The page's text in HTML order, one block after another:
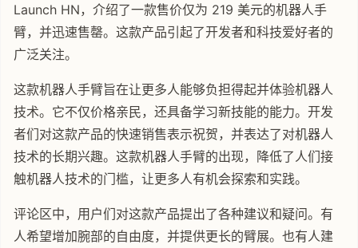
Launch HN，介绍了一款售价仅为 219 美元的机器人手
臂，并迅速售罄。这款产品引起了开发者和科技爱好者的
广泛关注。
这款机器人手臂旨在让更多人能够负担得起并体验机器人
技术。它不仅价格亲民，还具备学习新技能的能力。开发
者们对这款产品的快速销售表示祝贺，并表达了对机器人
技术的长期兴趣。这款机器人手臂的出现，降低了人们接
触机器人技术的门槛，让更多人有机会探索和实践。
评论区中，用户们对这款产品提出了各种建议和疑问。有
人希望增加腕部的自由度，并提供更长的臂展。也有人建